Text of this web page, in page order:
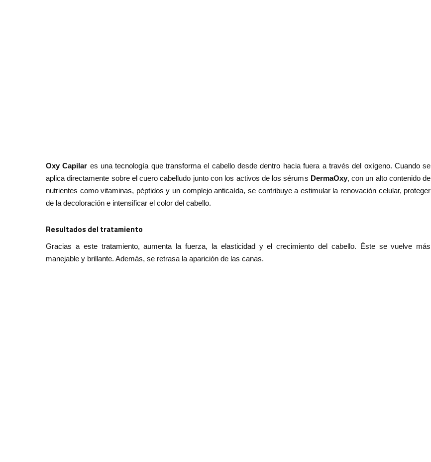
Oxy Capilar es una tecnología que transforma el cabello desde dentro hacia fuera a través del oxígeno. Cuando se
aplica directamente sobre el cuero cabelludo junto con los activos de los sérums DermaOxy, con un alto contenido de
nutrientes como vitaminas, péptidos y un complejo anticaída, se contribuye a estimular la renovación celular, proteger
de la decoloración e intensificar el color del cabello.
Resultados del tratamiento
Gracias a este tratamiento, aumenta la fuerza, la elasticidad y el crecimiento del cabello. Éste se vuelve más
manejable y brillante. Además, se retrasa la aparición de las canas.